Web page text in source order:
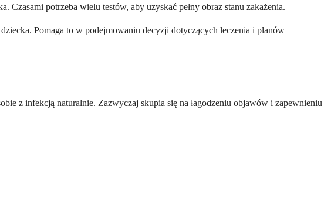
potrzeba wielu testów, aby uzyskać pełny obraz stanu zakażenia.
Pomaga to w podejmowaniu decyzji dotyczących leczenia i planów
z infekcją naturalnie. Zazwyczaj skupia się na łagodzeniu objawów i zapewnieniu